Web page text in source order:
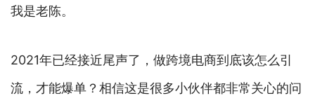
我是老陈。
2021年已经接近尾声了，做跨境电商到底该怎么引
流，才能爆单？相信这是很多小伙伴都非常关心的问